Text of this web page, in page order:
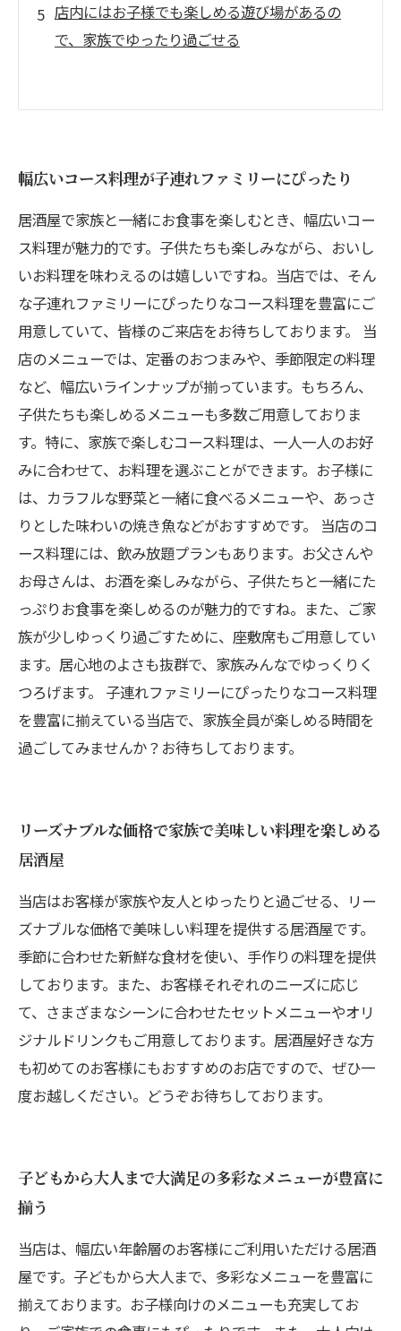
店内にはお子様でも楽しめる遊び場があるの
で、家族でゆったり過ごせる
幅広いコース料理が子連れファミリーにぴったり
居酒屋で家族と一緒にお食事を楽しむとき、幅広いコー
ス料理が魅力的です。子供たちも楽しみながら、おいし
いお料理を味わえるのは嬉しいですね。当店では、そん
な子連れファミリーにぴったりなコース料理を豊富にご
用意していて、皆様のご来店をお待ちしております。 当
店のメニューでは、定番のおつまみや、季節限定の料理
など、幅広いラインナップが揃っています。もちろん、
子供たちも楽しめるメニューも多数ご用意しておりま
す。特に、家族で楽しむコース料理は、一人一人のお好
みに合わせて、お料理を選ぶことができます。お子様に
は、カラフルな野菜と一緒に食べるメニューや、あっさ
りとした味わいの焼き魚などがおすすめです。 当店のコ
ース料理には、飲み放題プランもあります。お父さんや
お母さんは、お酒を楽しみながら、子供たちと一緒にた
っぷりお食事を楽しめるのが魅力的ですね。また、ご家
族が少しゆっくり過ごすために、座敷席もご用意してい
ます。居心地のよさも抜群で、家族みんなでゆっくりく
つろげます。 子連れファミリーにぴったりなコース料理
を豊富に揃えている当店で、家族全員が楽しめる時間を
過ごしてみませんか？お待ちしております。
リーズナブルな価格で家族で美味しい料理を楽しめる
居酒屋
当店はお客様が家族や友人とゆったりと過ごせる、リー
ズナブルな価格で美味しい料理を提供する居酒屋です。
季節に合わせた新鮮な食材を使い、手作りの料理を提供
しております。また、お客様それぞれのニーズに応じ
て、さまざまなシーンに合わせたセットメニューやオリ
ジナルドリンクもご用意しております。居酒屋好きな方
も初めてのお客様にもおすすめのお店ですので、ぜひ一
度お越しください。どうぞお待ちしております。
子どもから大人まで大満足の多彩なメニューが豊富に
揃う
当店は、幅広い年齢層のお客様にご利用いただける居酒
屋です。子どもから大人まで、多彩なメニューを豊富に
揃えております。お子様向けのメニューも充実してお